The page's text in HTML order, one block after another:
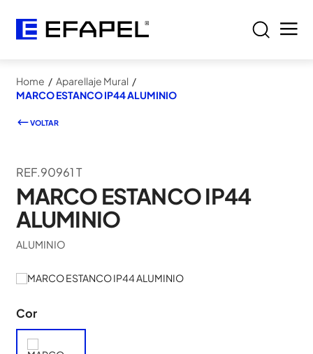
Home / Aparellaje Mural /
MARCO ESTANCO IP44 ALUMINIO
VOLTAR
REF.90961 T
MARCO ESTANCO IP44
ALUMINIO
ALUMINIO
Cor